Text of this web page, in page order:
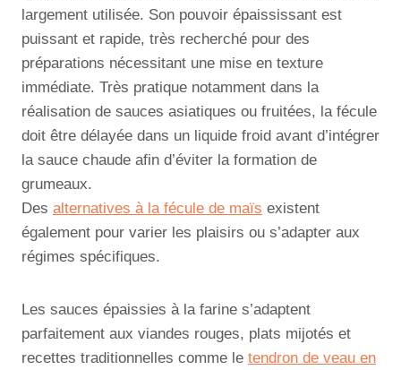
largement utilisée. Son pouvoir épaississant est
puissant et rapide, très recherché pour des
préparations nécessitant une mise en texture
immédiate. Très pratique notamment dans la
réalisation de sauces asiatiques ou fruitées, la fécule
doit être délayée dans un liquide froid avant d’intégrer
la sauce chaude afin d’éviter la formation de
grumeaux.
Des alternatives à la fécule de maïs existent
également pour varier les plaisirs ou s’adapter aux
régimes spécifiques.
Les sauces épaissies à la farine s’adaptent
parfaitement aux viandes rouges, plats mijotés et
recettes traditionnelles comme le tendron de veau en